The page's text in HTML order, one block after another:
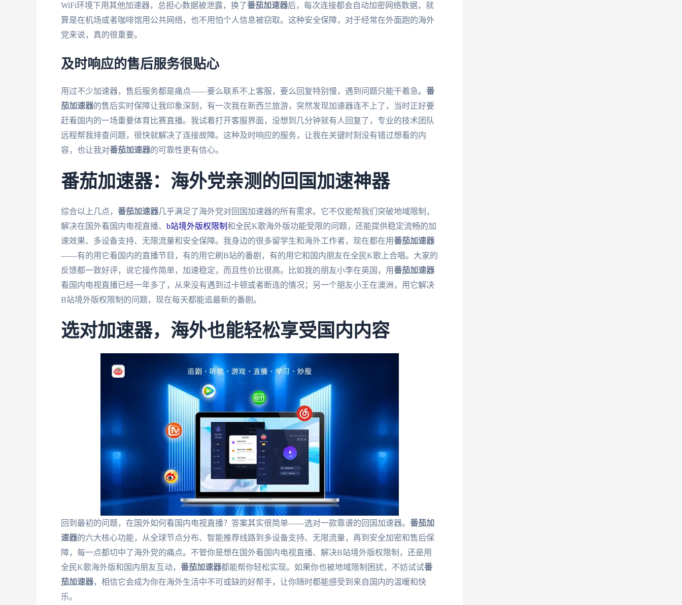
WiFi环境下用其他加速器，总担心数据被泄露，换了番茄加速器后，每次连接都会自动加密网络数据，就
算是在机场或者咖啡馆用公共网络，也不用怕个人信息被窃取。这种安全保障，对于经常在外面跑的海外
党来说，真的很重要。
及时响应的售后服务很贴心
用过不少加速器，售后服务都是痛点——要么联系不上客服，要么回复特别慢，遇到问题只能干着急。 番
茄加速器的售后实时保障让我印象深刻，有一次我在新西兰旅游，突然发现加速器连不上了，当时正好要
赶看国内的一场重要体育比赛直播。我试着打开客服界面，没想到几分钟就有人回复了，专业的技术团队
远程帮我排查问题，很快就解决了连接故障。这种及时响应的服务，让我在关键时刻没有错过想看的内
容，也让我对番茄加速器的可靠性更有信心。
番茄加速器：海外党亲测的回国加速神器
综合以上几点， 番茄加速器几乎满足了海外党对回国加速器的所有需求。它不仅能帮我们突破地域限制，
解决在国外看国内电视直播、 b站境外版权限制 和全民K歌海外版功能受限的问题，还能提供稳定流畅的加
速效果、多设备支持、无限流量和安全保障。我身边的很多留学生和海外工作者，现在都在用番茄加速器
——有的用它看国内的直播节目，有的用它刷B站的番剧，有的用它和国内朋友在全民K歌上合唱。大家的
反馈都一致好评，说它操作简单，加速稳定，而且性价比很高。比如我的朋友小李在英国，用番茄加速器
看国内电视直播已经一年多了，从来没有遇到过卡顿或者断连的情况；另一个朋友小王在澳洲，用它解决
B站境外版权限制的问题，现在每天都能追最新的番剧。
选对加速器，海外也能轻松享受国内内容
回到最初的问题，在国外如何看国内电视直播？答案其实很简单——选对一款靠谱的回国加速器。 番茄加
速器的六大核心功能，从全球节点分布、智能推荐线路到多设备支持、无限流量，再到安全加密和售后保
障，每一点都切中了海外党的痛点。不管你是想在国外看国内电视直播、解决B站境外版权限制，还是用
全民K歌海外版和国内朋友互动， 番茄加速器都能帮你轻松实现。如果你也被地域限制困扰，不妨试试番
茄加速器，相信它会成为你在海外生活中不可或缺的好帮手，让你随时都能感受到来自国内的温暖和快
乐。